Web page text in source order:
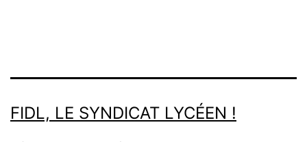
FIDL, LE SYNDICAT LYCÉEN !